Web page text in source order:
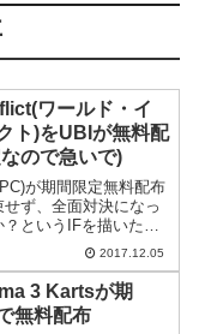
ワールド・イ
ト)をUBIが無料配
ので急いで)
が期間限定無料配布
ず、全面対決になっ
というIFを描いたリ
ジー、World in
イン・コンフリクト)
2017.12.05
3 Kartsが期
無料配布